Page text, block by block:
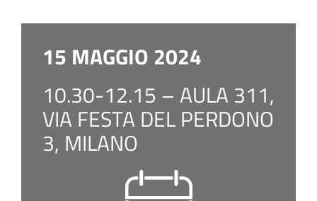
15 MAGGIO 2024
10.30-12.15 – AULA 311,
VIA FESTA DEL PERDONO
3, MILANO